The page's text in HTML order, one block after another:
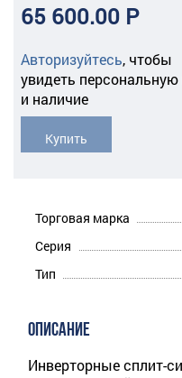
65 600.00 Р
Авторизуйтесь, чтобы
увидеть персональную
и наличие
Купить
Торговая марка
Серия
Тип
ОПИСАНИЕ
Инверторные сплит-